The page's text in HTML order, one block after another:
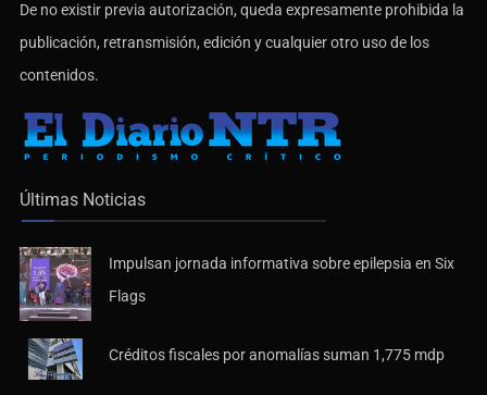
De no existir previa autorización, queda expresamente prohibida la
publicación, retransmisión, edición y cualquier otro uso de los
contenidos.
Últimas Noticias
Impulsan jornada informativa sobre epilepsia en Six
Flags
Créditos fiscales por anomalías suman 1,775 mdp